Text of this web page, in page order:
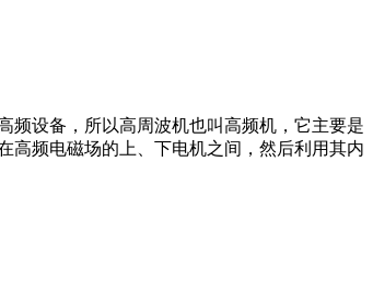
设备，所以高周波机也叫高频机，它主要是
高频电磁场的上、下电机之间，然后利用其内